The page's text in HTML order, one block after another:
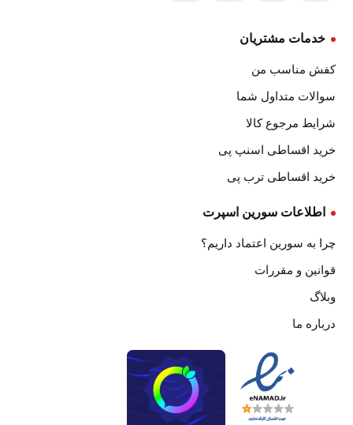
خدمات مشتریان
کفش مناسب من
سوالات متداول شما
شرایط مرجوع کالا
خرید اقساطی اسنپ پی
خرید اقساطی ترب پی
اطلاعات سورین اسپرت
چرا به سورین اعتماد داریم؟
قوانین و مقررات
وبلاگ
درباره ما